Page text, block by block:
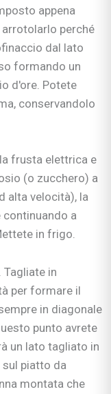
appena
perché
dal lato
formando un
d'ore. Potete
conservandolo
frusta elettrica e
(o zucchero) a
alta velocità), la
a
in frigo.
in
per formare il
in diagonale
punto avrete
un lato tagliato in
piatto da
montata che